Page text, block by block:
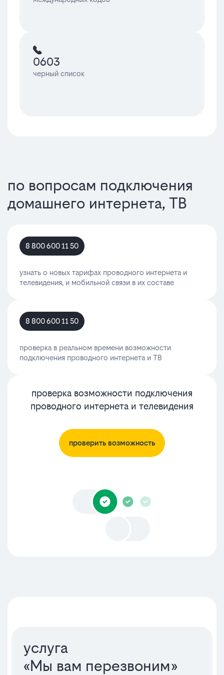
0603
черный список
по вопросам подключения
домашнего интернета, ТВ
8 800 600 11 50
узнать о новых тарифах проводного интернета и
телевидения, и мобильной связи в их составе
8 800 600 11 50
проверка в реальном времени возможности
подключения проводного интернета и ТВ
проверка возможности подключения
проводного интернета и телевидения
проверить возможность
услуга
«Мы вам перезвоним»